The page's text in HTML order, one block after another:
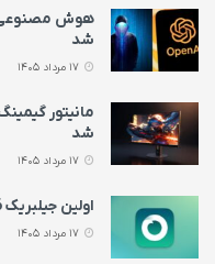
شد
شد
اولین جیلبریک iOS 26 منتشر شد